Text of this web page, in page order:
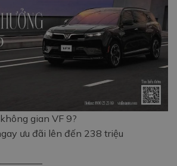
gian VF 9?
ưu đãi lên đến 238 triệu
————–